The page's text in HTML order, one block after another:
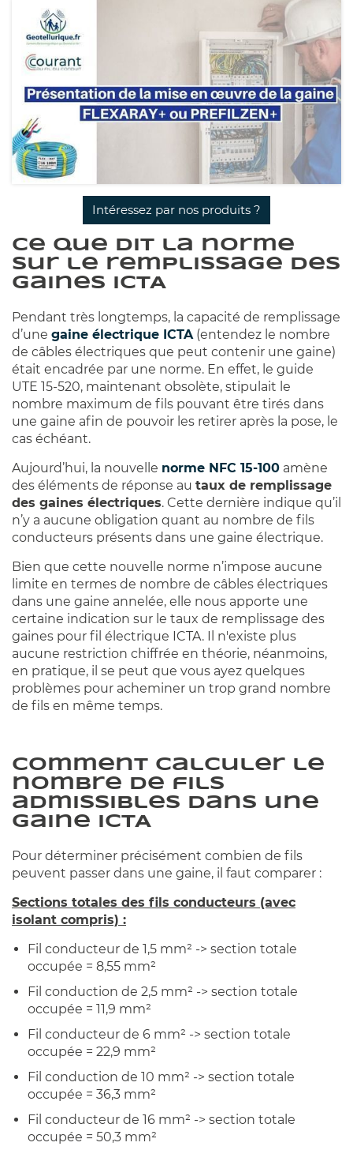
Intéressez par nos produits ?
Ce que dit la norme
sur le remplissage des
gaines ICTA
Pendant très longtemps, la capacité de remplissage
d’une gaine électrique ICTA (entendez le nombre
de câbles électriques que peut contenir une gaine)
était encadrée par une norme. En effet, le guide
UTE 15-520, maintenant obsolète, stipulait le
nombre maximum de fils pouvant être tirés dans
une gaine afin de pouvoir les retirer après la pose, le
cas échéant.
Aujourd’hui, la nouvelle norme NFC 15-100 amène
des éléments de réponse au taux de remplissage
des gaines électriques. Cette dernière indique qu’il
n’y a aucune obligation quant au nombre de fils
conducteurs présents dans une gaine électrique.
Bien que cette nouvelle norme n’impose aucune
limite en termes de nombre de câbles électriques
dans une gaine annelée, elle nous apporte une
certaine indication sur le taux de remplissage des
gaines pour fil électrique ICTA. Il n'existe plus
aucune restriction chiffrée en théorie, néanmoins,
en pratique, il se peut que vous ayez quelques
problèmes pour acheminer un trop grand nombre
de fils en même temps.
Comment calculer le
nombre de fils
admissibles dans une
gaine ICTA
Pour déterminer précisément combien de fils
peuvent passer dans une gaine, il faut comparer :
Sections totales des fils conducteurs (avec
isolant compris) :
Fil conducteur de 1,5 mm² -> section totale
occupée = 8,55 mm²
Fil conduction de 2,5 mm² -> section totale
occupée = 11,9 mm²
Fil conducteur de 6 mm² -> section totale
occupée = 22,9 mm²
Fil conduction de 10 mm² -> section totale
occupée = 36,3 mm²
Fil conducteur de 16 mm² -> section totale
occupée = 50,3 mm²